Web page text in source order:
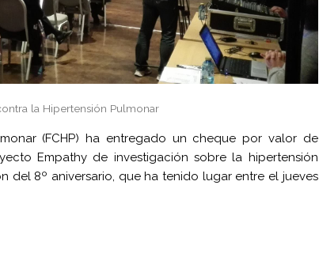
la Hipertensión Pulmonar
(FCHP) ha entregado un cheque por valor de
Empathy de investigación sobre la hipertensión
del 8º aniversario, que ha tenido lugar entre el jueves